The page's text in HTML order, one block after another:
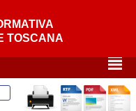
TOSCANA
²